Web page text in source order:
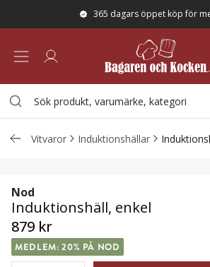
365 dagars öppet köp för
Vitvaror Induktionshällar
Induktionshäll, enkel
Nod
Induktionshäll, enkel
879 kr
MEDLEM: 20% PÅ NOD